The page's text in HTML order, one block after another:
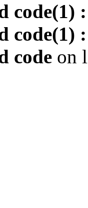
code(1)
code(1)
code on